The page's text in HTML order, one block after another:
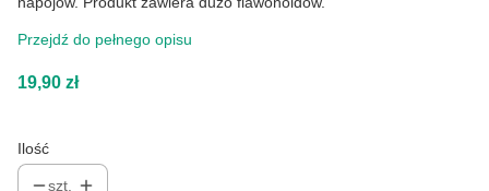
Przejdź do pełnego opisu
Cena
19,90 zł
Ilość
szt.